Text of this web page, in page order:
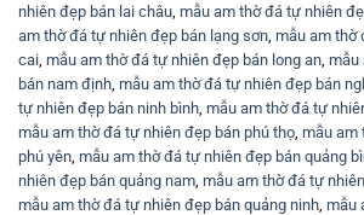
nhiên đẹp bán lai châu mẫu am thờ đá tự nhiên
am thờ đá tự nhiên đẹp bán lạng sơn mẫu am thờ
cai mẫu am thờ đá tự nhiên đẹp bán long an mẫu
bán nam định mẫu am thờ đá tự nhiên đẹp bán
tự nhiên đẹp bán ninh bình mẫu am thờ đá tự
mẫu am thờ đá tự nhiên đẹp bán phú thọ mẫu am
phú yên mẫu am thờ đá tự nhiên đẹp bán quảng
nhiên đẹp bán quảng nam mẫu am thờ đá tự
mẫu am thờ đá tự nhiên đẹp bán quảng ninh mẫu